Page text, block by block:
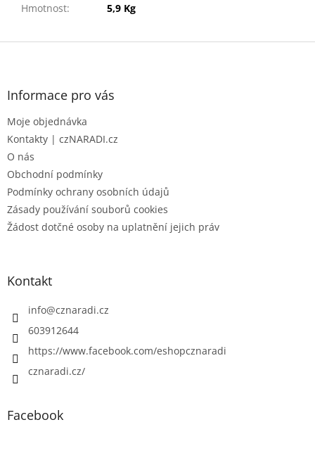
Hmotnost: 5,9 Kg
Z
Informace pro vás
Moje objednávka
Kontakty | czNARADI.cz
O nás
Obchodní podmínky
Podmínky ochrany osobních údajů
Zásady používání souborů cookies
Žádost dotčné osoby na uplatnění jejich práv
Kontakt
info@cznaradi.cz
603912644
https://www.facebook.com/eshopcznaradi
cznaradi.cz/
Facebook